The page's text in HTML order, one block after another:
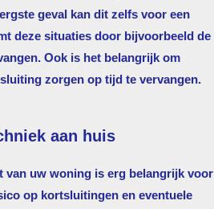
geval kan dit zelfs voor een
deze situaties door bijvoorbeeld de
Ook is het belangrijk om
zorgen op tijd te vervangen.
aan huis
van uw woning is erg belangrijk voor
op kortsluitingen en eventuele